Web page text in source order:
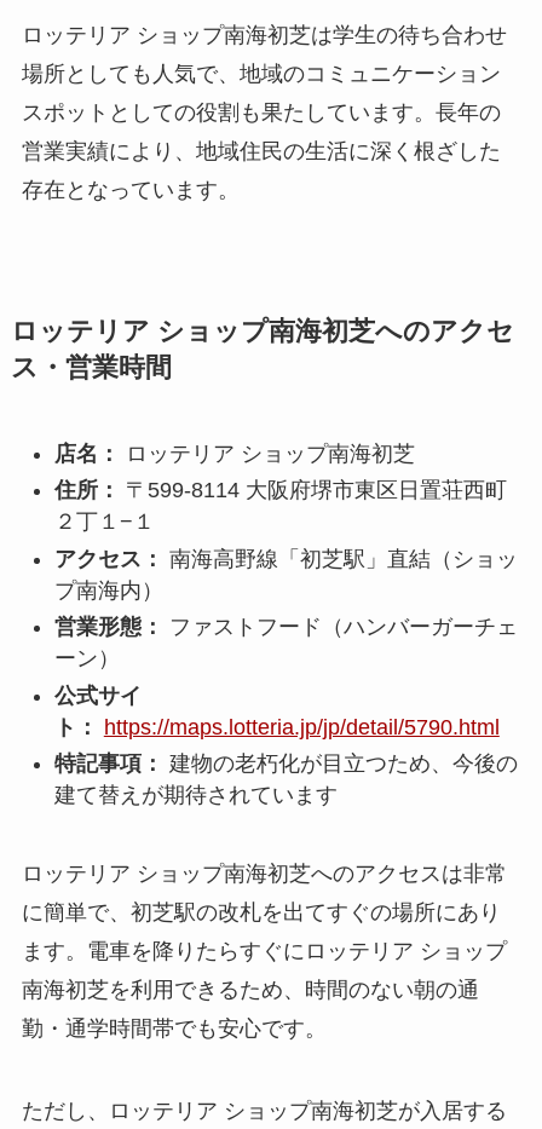
ロッテリア ショップ南海初芝は学生の待ち合わせ
場所としても人気で、地域のコミュニケーション
スポットとしての役割も果たしています。長年の
営業実績により、地域住民の生活に深く根ざした
存在となっています。
ロッテリア ショップ南海初芝へのアクセ
ス・営業時間
店名：
ロッテリア ショップ南海初芝
住所：
〒599-8114 大阪府堺市東区日置荘西町
２丁１−１
アクセス： 南海高野線「初芝駅」直結（ショッ
プ南海内）
営業形態：
ファストフード（ハンバーガーチェ
ーン）
公式サイ
ト：
https://maps.lotteria.jp/jp/detail/5790.html
特記事項： 建物の老朽化が目立つため、今後の
建て替えが期待されています
ロッテリア ショップ南海初芝へのアクセスは非常
に簡単で、初芝駅の改札を出てすぐの場所にあり
ます。電車を降りたらすぐにロッテリア ショップ
南海初芝を利用できるため、時間のない朝の通
勤・通学時間帯でも安心です。
ただし、ロッテリア ショップ南海初芝が入居する